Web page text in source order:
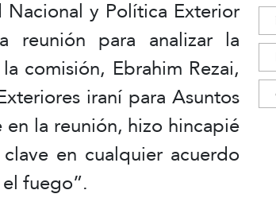
y Política Exterior
reunión para analizar la
comisión, Ebrahim Rezai,
iraní para Asuntos
la reunión, hizo hincapié
en cualquier acuerdo
fuego”.